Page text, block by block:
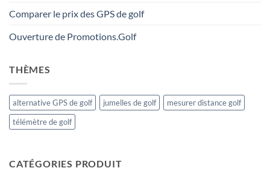
Comparer le prix des GPS de golf
Ouverture de Promotions.Golf
THÈMES
alternative GPS de golf jumelles de golf
mesurer distance golf
télémètre de golf
CATÉGORIES PRODUIT